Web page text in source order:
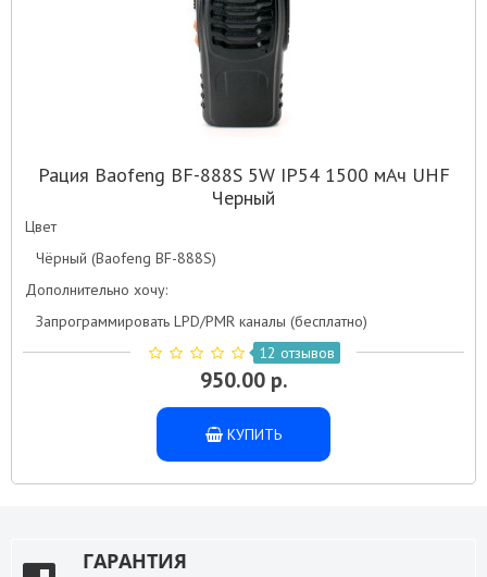
Рация Baofeng BF-888S 5W IP54 1500 мАч UHF
Черный
Цвет
Чёрный (Baofeng BF-888S)
Дополнительно хочу:
Запрограммировать LPD/PMR каналы (бесплатно)
12 отзывов
950.00 р.
КУПИТЬ
ГАРАНТИЯ